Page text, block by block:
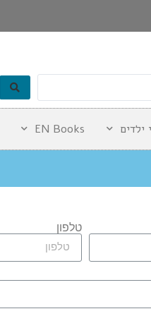
ילדים EN Books
טלפון